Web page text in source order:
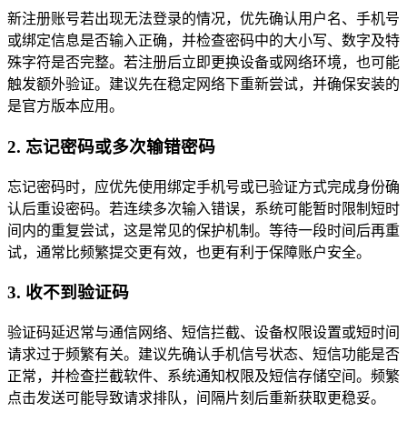
新注册账号若出现无法登录的情况，优先确认用户名、手机号
或绑定信息是否输入正确，并检查密码中的大小写、数字及特
殊字符是否完整。若注册后立即更换设备或网络环境，也可能
触发额外验证。建议先在稳定网络下重新尝试，并确保安装的
是官方版本应用。
2. 忘记密码或多次输错密码
忘记密码时，应优先使用绑定手机号或已验证方式完成身份确
认后重设密码。若连续多次输入错误，系统可能暂时限制短时
间内的重复尝试，这是常见的保护机制。等待一段时间后再重
试，通常比频繁提交更有效，也更有利于保障账户安全。
3. 收不到验证码
验证码延迟常与通信网络、短信拦截、设备权限设置或短时间
请求过于频繁有关。建议先确认手机信号状态、短信功能是否
正常，并检查拦截软件、系统通知权限及短信存储空间。频繁
点击发送可能导致请求排队，间隔片刻后重新获取更稳妥。